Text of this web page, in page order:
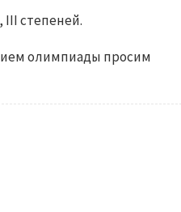
степеней.
олимпиады просим